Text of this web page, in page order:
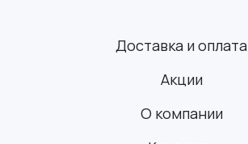
Доставка и оплата
Акции
О компании